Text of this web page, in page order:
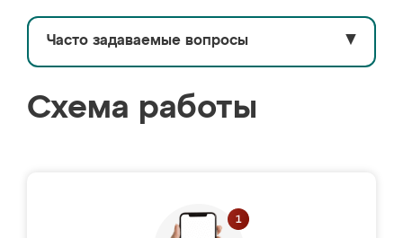
Часто задаваемые вопросы ▼
Схема работы